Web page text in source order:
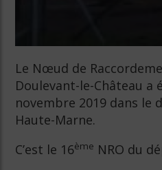
Le Nœud de
Doulevant-le-Château a
novembre 2019 dans le
Haute-Marne.
C’est le 16ème NRO du